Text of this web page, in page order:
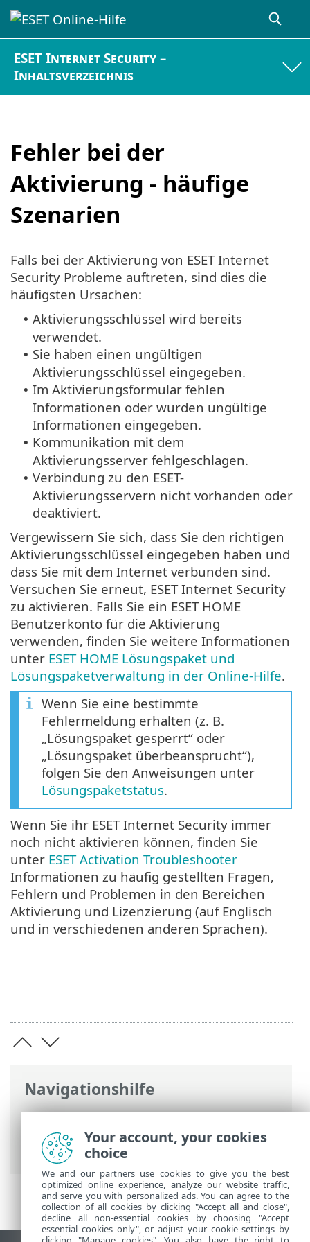
ESET Internet Security –
Inhaltsverzeichnis
Fehler bei der
Aktivierung - häufige
Szenarien
Navigationshilfe
ESET Online-Hilfe>ESET Internet
Security >Produktaktivierung> Fehler
bei der Aktivierung - häufige Szenarien
Falls bei der Aktivierung von ESET Internet
Security Probleme auftreten, sind dies die
häufigsten Ursachen:
• Aktivierungsschlüssel wird bereits
verwendet.
• Sie haben einen ungültigen
Aktivierungsschlüssel eingegeben.
• Im Aktivierungsformular fehlen
Informationen oder wurden ungültige
Informationen eingegeben.
• Kommunikation mit dem
Aktivierungsserver fehlgeschlagen.
• Verbindung zu den ESET-
Aktivierungsservern nicht vorhanden oder
deaktiviert.
Vergewissern Sie sich, dass Sie den richtigen
Aktivierungsschlüssel eingegeben haben und
dass Sie mit dem Internet verbunden sind.
Versuchen Sie erneut, ESET Internet Security
zu aktivieren. Falls Sie ein ESET HOME
Benutzerkonto für die Aktivierung
verwenden, finden Sie weitere Informationen
unter ESET HOME Lösungspaket und
Lösungspaketverwaltung in der Online-Hilfe.
Wenn Sie eine bestimmte
Fehlermeldung erhalten (z. B.
„Lösungspaket gesperrt“ oder
„Lösungspaket überbeansprucht“),
folgen Sie den Anweisungen unter
Lösungspaketstatus.
Wenn Sie ihr ESET Internet Security immer
noch nicht aktivieren können, finden Sie
unter ESET Activation Troubleshooter
Informationen zu häufig gestellten Fragen,
Fehlern und Problemen in den Bereichen
Aktivierung und Lizenzierung (auf Englisch
und in verschiedenen anderen Sprachen).
Your account, your cookies
choice
We and our partners use cookies to give you the best
optimized online experience, analyze our website traffic,
and serve you with personalized ads. You can agree to the
collection of all cookies by clicking "Accept all and close",
decline all non-essential cookies by choosing "Accept
essential cookies only", or adjust your cookie settings by